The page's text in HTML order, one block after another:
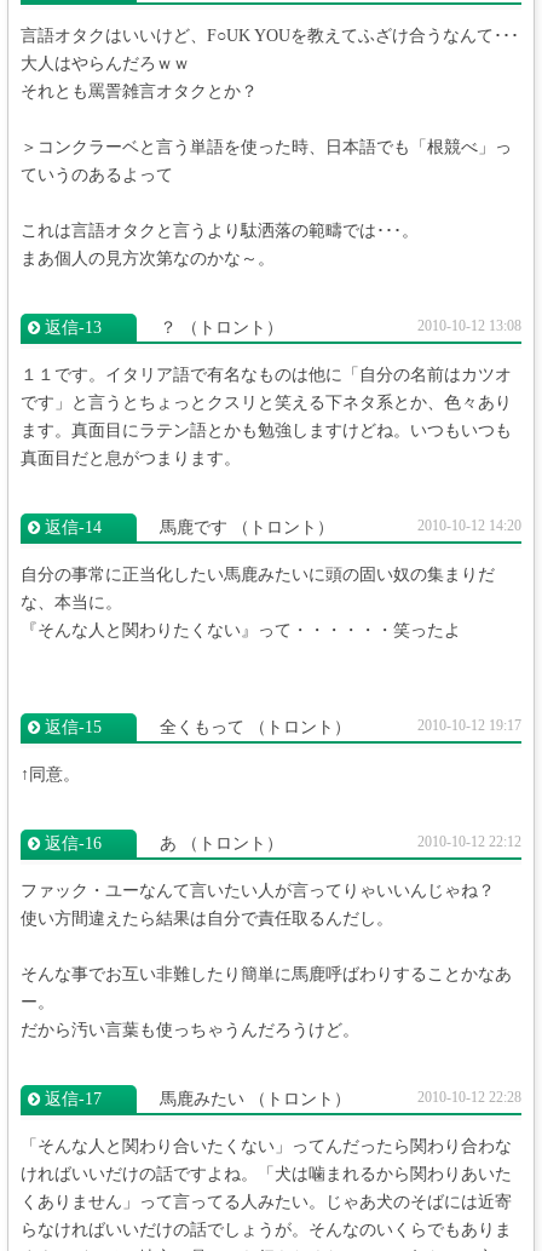
言語オタクはいいけど、F○UK YOUを教えてふざけ合うなんて･･･
大人はやらんだろｗｗ
それとも罵詈雑言オタクとか？
＞コンクラーベと言う単語を使った時、日本語でも「根競べ」っ
ていうのあるよって
これは言語オタクと言うより駄洒落の範疇では･･･。
まあ個人の見方次第なのかな～。
返信‐13 ？ （トロント） 2010-10-12 13:08
１１です。イタリア語で有名なものは他に「自分の名前はカツオ
です」と言うとちょっとクスリと笑える下ネタ系とか、色々あり
ます。真面目にラテン語とかも勉強しますけどね。いつもいつも
真面目だと息がつまります。
返信‐14 馬鹿です （トロント） 2010-10-12 14:20
自分の事常に正当化したい馬鹿みたいに頭の固い奴の集まりだ
な、本当に。
『そんな人と関わりたくない』って・・・・・・笑ったよ
返信‐15 全くもって （トロント） 2010-10-12 19:17
↑同意。
返信‐16 あ （トロント） 2010-10-12 22:12
ファック・ユーなんて言いたい人が言ってりゃいいんじゃね？
使い方間違えたら結果は自分で責任取るんだし。
そんな事でお互い非難したり簡単に馬鹿呼ばわりすることかなあ
ー。
だから汚い言葉も使っちゃうんだろうけど。
返信‐17 馬鹿みたい （トロント） 2010-10-12 22:28
「そんな人と関わり合いたくない」ってんだったら関わり合わな
ければいいだけの話ですよね。「犬は噛まれるから関わりあいた
くありません」って言ってる人みたい。じゃあ犬のそばには近寄
らなければいいだけの話でしょうが。そんなのいくらでもありま